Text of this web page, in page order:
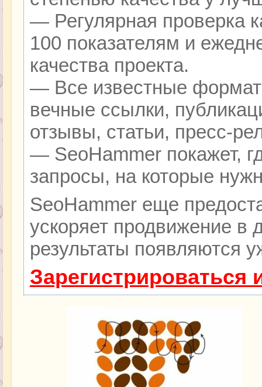
— Регулярная проверка
100 показателям и
качества проекта.
— Все известные
вечные ссылки,
отзывы, статьи, пресс-
— SeoHammer покажет,
запросы, на которые
SeoHammer еще
ускоряет продвижение в
результаты появляются